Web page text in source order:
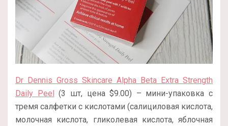
Dr Dennis Gross Skincare Alpha Beta Extra Strength
Daily Peel (3 шт, цена $9.00) – мини-упаковка с
тремя салфетки с кислотами (салициловая кислота,
молочная кислота, гликолевая кислота, яблочная